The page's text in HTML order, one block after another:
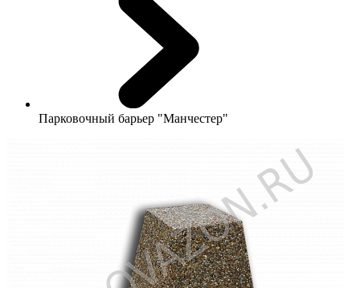
Парковочный барьер "Манчестер"